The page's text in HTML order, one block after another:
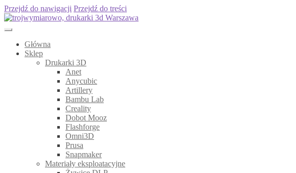
Przejdź do nawigacji Przejdź do treści
Główna
Sklep
Drukarki 3D
Anet
Anycubic
Artillery
Bambu Lab
Creality
Dobot Mooz
Flashforge
Omni3D
Prusa
Snapmaker
Materiały eksploatacyjne